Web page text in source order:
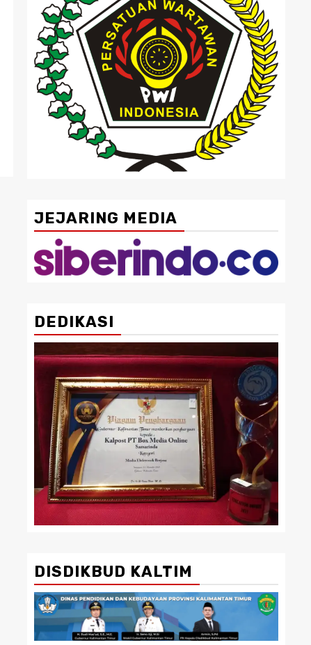
JEJARING MEDIA
DEDIKASI
DISDIKBUD KALTIM